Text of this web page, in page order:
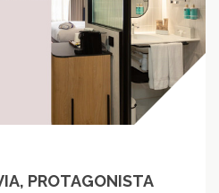
PROTAGONISTA